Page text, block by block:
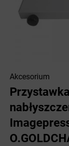
Akcesorium